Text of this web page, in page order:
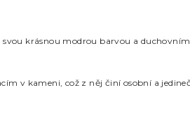
krásnou modrou barvou a
v kameni, což z něj činí osobní a